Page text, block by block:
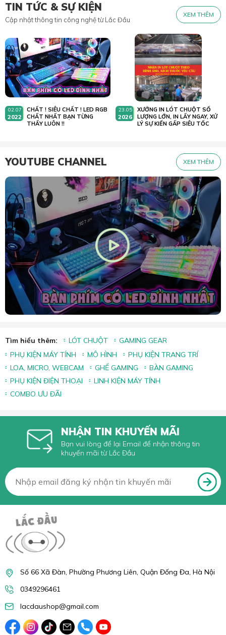
TIN TỨC & SỰ KIỆN
Cập nhật thông tin công nghệ từ Lắc Đầu
XEM THÊM
02.07
2022
CHẤT ! SIÊU CHẤT ! LED RGB
CHẤT NHẤT BẠN TỪNG
THẤY LUÔN !!
23.05
2026
XƯỞNG IN LÓT CHUỘT SỐ
LƯỢNG LỚN, IN LẤY NGAY, XỬ
LÝ SỰ KIẾN GẤP SIÊU TỐC
YOUTUBE CHANNEL XEM THÊM
Tìm hiểu thêm: LÓT CHUỘT
GAMING GEAR
PHỤ KIỆN MÁY TÍNH
MÔ HÌNH
PHỤ KIỆN TRANG TRÍ
LOA, MICRO, WEBCAM
GHẾ GAMING
BÀN GAMING
PHỤ KIỆN ĐIỆN THOẠI
LINH KIỆN MÁY TÍNH
COMBO ƯU ĐÃI
NHẬN TIN KHUYẾN MÃI
Bạn vui lòng để lại Email để nhận thông tin
khuyến mãi từ Lắc Đầu
Số 66 Xã Đàn, Phường Phương Liên, Quận Đống Đa, Hà Nội
0349296461
lacdaushop@gmail.com